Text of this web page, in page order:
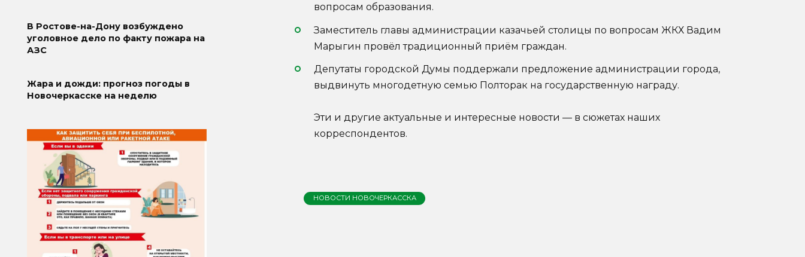
вопросам образования.
Заместитель главы администрации казачьей столицы по вопросам ЖКХ Вадим
Марыгин провёл традиционный приём граждан.
Депутаты городской Думы поддержали предложение администрации города,
выдвинуть многодетную семью Полторак на государственную награду.
Эти и другие актуальные и интересные новости — в сюжетах наших
корреспондентов.
НОВОСТИ НОВОЧЕРКАССКА
В Ростове-на-Дону возбуждено
уголовное дело по факту пожара на
АЗС
Жара и дожди: прогноз погоды в
Новочеркасске на неделю